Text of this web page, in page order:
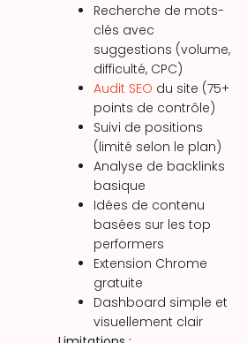
Recherche de mots-
clés avec
suggestions (volume,
difficulté, CPC)
Audit SEO du site (75+
points de contrôle)
Suivi de positions
(limité selon le plan)
Analyse de backlinks
basique
Idées de contenu
basées sur les top
performers
Extension Chrome
gratuite
Dashboard simple et
visuellement clair